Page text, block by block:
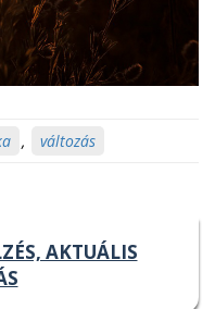
, változás
AKTUÁLIS